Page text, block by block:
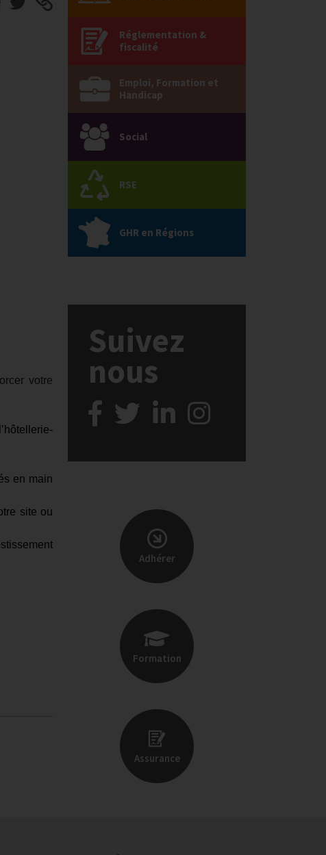
votre
en main
site ou
Réglementation &
fiscalité
Emploi, Formation et
Handicap
Social
RSE
GHR en Régions
Suivez
nous
Adhérer
Formation
Assurance